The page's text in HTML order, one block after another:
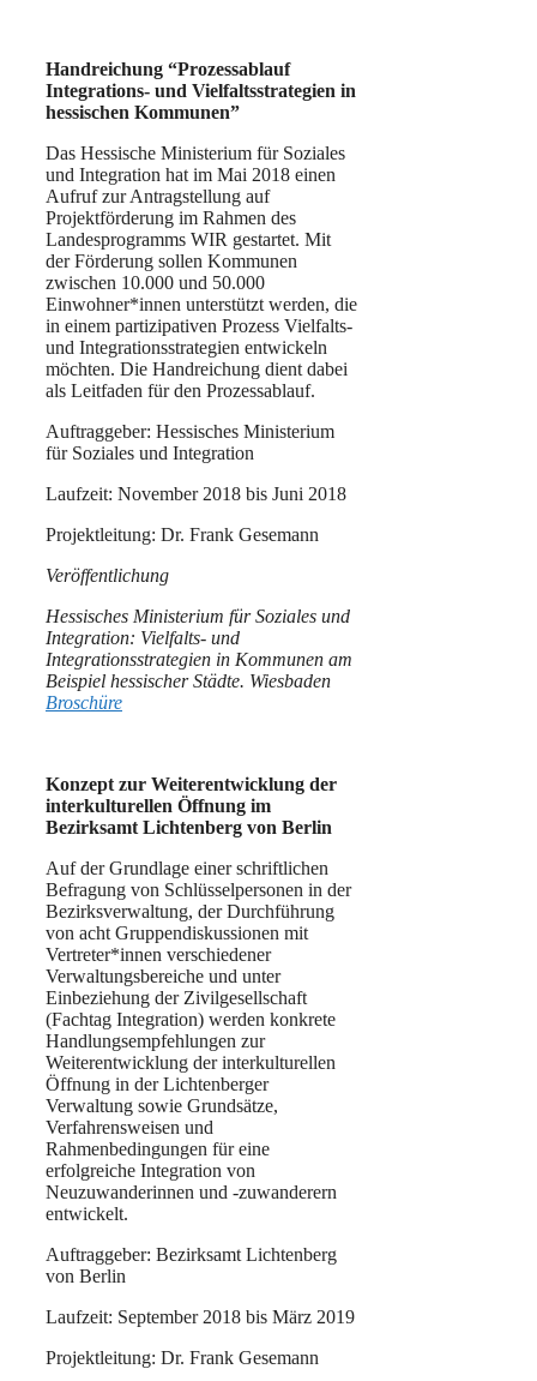
Handreichung “Prozessablauf
Integrations- und Vielfaltsstrategien in
hessischen Kommunen”
Das Hessische Ministerium für Soziales
und Integration hat im Mai 2018 einen
Aufruf zur Antragstellung auf
Projektförderung im Rahmen des
Landesprogramms WIR gestartet. Mit
der Förderung sollen Kommunen
zwischen 10.000 und 50.000
Einwohner*innen unterstützt werden, die
in einem partizipativen Prozess Vielfalts-
und Integrationsstrategien entwickeln
möchten. Die Handreichung dient dabei
als Leitfaden für den Prozessablauf.
Auftraggeber: Hessisches Ministerium
für Soziales und Integration
Laufzeit: November 2018 bis Juni 2018
Projektleitung: Dr. Frank Gesemann
Veröffentlichung
Hessisches Ministerium für Soziales und
Integration: Vielfalts- und
Integrationsstrategien in Kommunen am
Beispiel hessischer Städte. Wiesbaden
Broschüre
Konzept zur Weiterentwicklung der
interkulturellen Öffnung im
Bezirksamt Lichtenberg von Berlin
Auf der Grundlage einer schriftlichen
Befragung von Schlüsselpersonen in der
Bezirksverwaltung, der Durchführung
von acht Gruppendiskussionen mit
Vertreter*innen verschiedener
Verwaltungsbereiche und unter
Einbeziehung der Zivilgesellschaft
(Fachtag Integration) werden konkrete
Handlungsempfehlungen zur
Weiterentwicklung der interkulturellen
Öffnung in der Lichtenberger
Verwaltung sowie Grundsätze,
Verfahrensweisen und
Rahmenbedingungen für eine
erfolgreiche Integration von
Neuzuwanderinnen und -zuwanderern
entwickelt.
Auftraggeber: Bezirksamt Lichtenberg
von Berlin
Laufzeit: September 2018 bis März 2019
Projektleitung: Dr. Frank Gesemann